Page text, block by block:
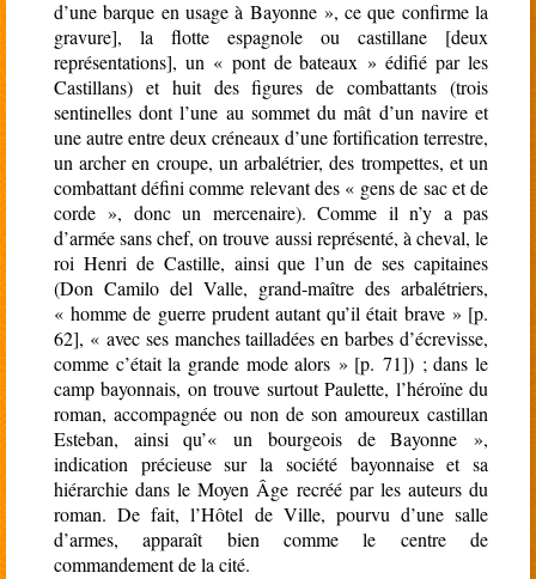
d’une barque en usage à Bayonne », ce que confirme la
gravure], la flotte espagnole ou castillane [deux
représentations], un « pont de bateaux » édifié par les
Castillans) et huit des figures de combattants (trois
sentinelles dont l’une au sommet du mât d’un navire et
une autre entre deux créneaux d’une fortification terrestre,
un archer en croupe, un arbalétrier, des trompettes, et un
combattant défini comme relevant des « gens de sac et de
corde », donc un mercenaire). Comme il n’y a pas
d’armée sans chef, on trouve aussi représenté, à cheval, le
roi Henri de Castille, ainsi que l’un de ses capitaines
(Don Camilo del Valle, grand-maître des arbalétriers,
« homme de guerre prudent autant qu’il était brave » [p.
62], « avec ses manches tailladées en barbes d’écrevisse,
comme c’était la grande mode alors » [p. 71]) ; dans le
camp bayonnais, on trouve surtout Paulette, l’héroïne du
roman, accompagnée ou non de son amoureux castillan
Esteban, ainsi qu’« un bourgeois de Bayonne »,
indication précieuse sur la société bayonnaise et sa
hiérarchie dans le Moyen Âge recréé par les auteurs du
roman. De fait, l’Hôtel de Ville, pourvu d’une salle
d’armes, apparaît bien comme le centre de
commandement de la cité.